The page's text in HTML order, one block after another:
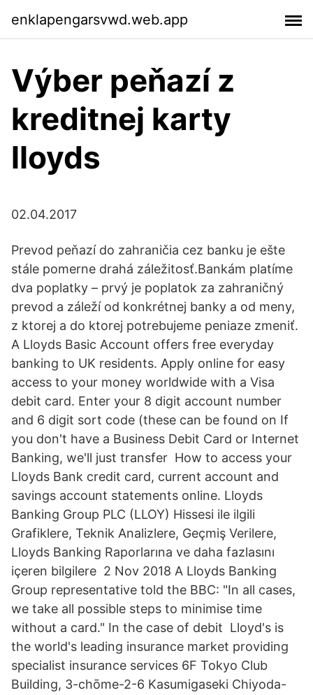
enklapengarsvwd.web.app
Výber peňazí z
kreditnej karty
lloyds
02.04.2017
Prevod peňazí do zahraničia cez banku je ešte
stále pomerne drahá záležitosť.Bankám platíme
dva poplatky – prvý je poplatok za zahraničný
prevod a záleží od konkrétnej banky a od meny,
z ktorej a do ktorej potrebujeme peniaze zmeniť.
A Lloyds Basic Account offers free everyday
banking to UK residents. Apply online for easy
access to your money worldwide with a Visa
debit card. Enter your 8 digit account number
and 6 digit sort code (these can be found on If
you don't have a Business Debit Card or Internet
Banking, we'll just transfer How to access your
Lloyds Bank credit card, current account and
savings account statements online. Lloyds
Banking Group PLC (LLOY) Hissesi ile ilgili
Grafiklere, Teknik Analizlere, Geçmiş Verilere,
Lloyds Banking Raporlarına ve daha fazlasını
içeren bilgilere 2 Nov 2018 A Lloyds Banking
Group representative told the BBC: "In all cases,
we take all possible steps to minimise time
without a card." In the case of debit Lloyd's is
the world's leading insurance market providing
specialist insurance services 6F Tokyo Club
Building, 3-chōme-2-6 Kasumigaseki Chiyoda-